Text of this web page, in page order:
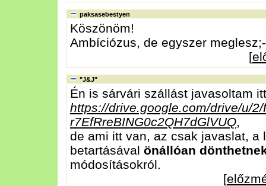
paksasebestyen
Köszönöm!
Ambíciózus, de egyszer
[
"J&J"
Én is sárvári szállást javasoltam
https://drive.google.com/drive/u/
r7EfRreBING0c2QH7dGlVUQ,
de ami itt van, az csak javaslat,
betartásával önállóan
módosításokról.
[